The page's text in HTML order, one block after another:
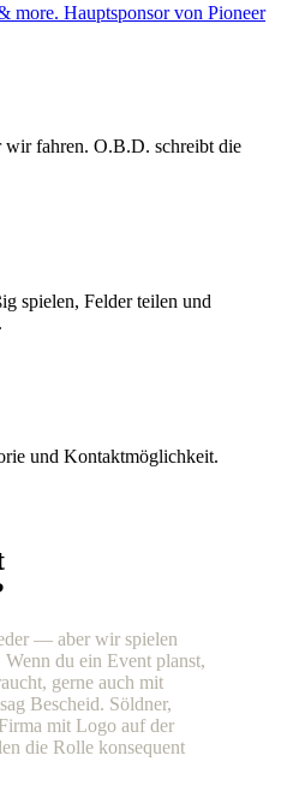
wir fahren. O.B.D. schreibt die
spielen, Felder teilen und
und Kontaktmöglichkeit.
— aber wir spielen
du ein Event planst,
gerne auch mit
Bescheid. Söldner,
mit Logo auf der
die Rolle konsequent